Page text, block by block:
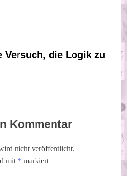
Versuch, die Logik zu
Kommentar
nicht veröffentlicht.
mit * markiert